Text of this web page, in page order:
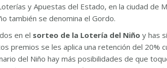
y Apuestas del Estado, en la ciudad de
también se denomina el Gordo.
en el sorteo de la Lotería del Niño y has
premios se les aplica una retención del 20%
del Niño hay más posibilidades de que